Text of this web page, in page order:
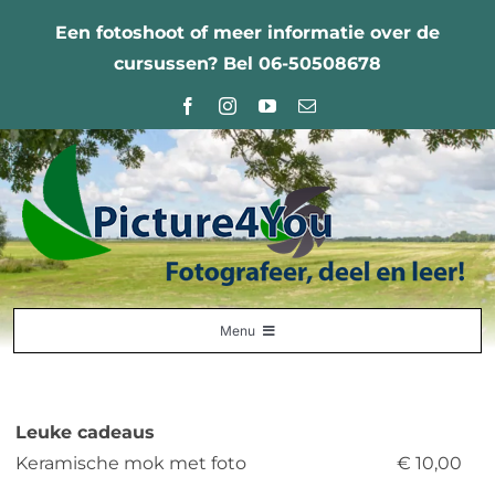
Een fotoshoot of meer informatie over de
cursussen? Bel 06-50508678
Menu
Fotografie Leercentrum
Leuke cadeaus
Keramische mok met foto
€ 10,00